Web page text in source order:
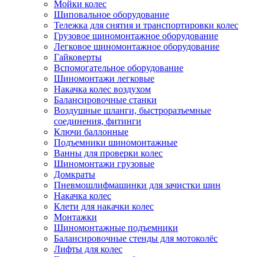
Мойки колес
Шиповальное оборудование
Тележка для снятия и транспортировки колес
Грузовое шиномонтажное оборудование
Легковое шиномонтажное оборудование
Гайковерты
Вспомогательное оборудование
Шиномонтажи легковые
Накачка колес воздухом
Балансировочные станки
Воздушные шланги, быстроразъемные
соединения, фитинги
Ключи баллонные
Подъемники шиномонтажные
Ванны для проверки колес
Шиномонтажи грузовые
Домкраты
Пневмошлифмашинки для зачистки шин
Накачка колес
Клети для накачки колес
Монтажки
Шиномонтажные подъемники
Балансировочные стенды для мотоколёс
Лифты для колес